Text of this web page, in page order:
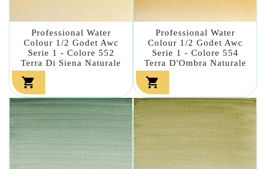
Professional Water
Colour 1/2 Godet Awc
Serie 1 - Colore 552
Terra Di Siena Naturale

Professional Water
Colour 1/2 Godet Awc
Serie 1 - Colore 554
Terra D'Ombra Naturale
